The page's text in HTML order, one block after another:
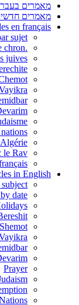
מאמרים
מאמרים
en français
sujet
.Articles par ordre chron
juives
le Rav
in English
date
Prayer